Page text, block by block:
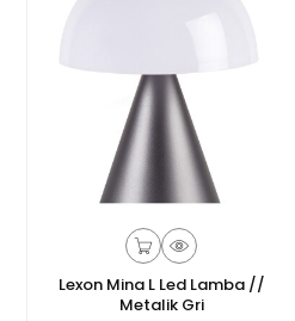
Lexon Mina L Led Lamba //
Metalik Gri